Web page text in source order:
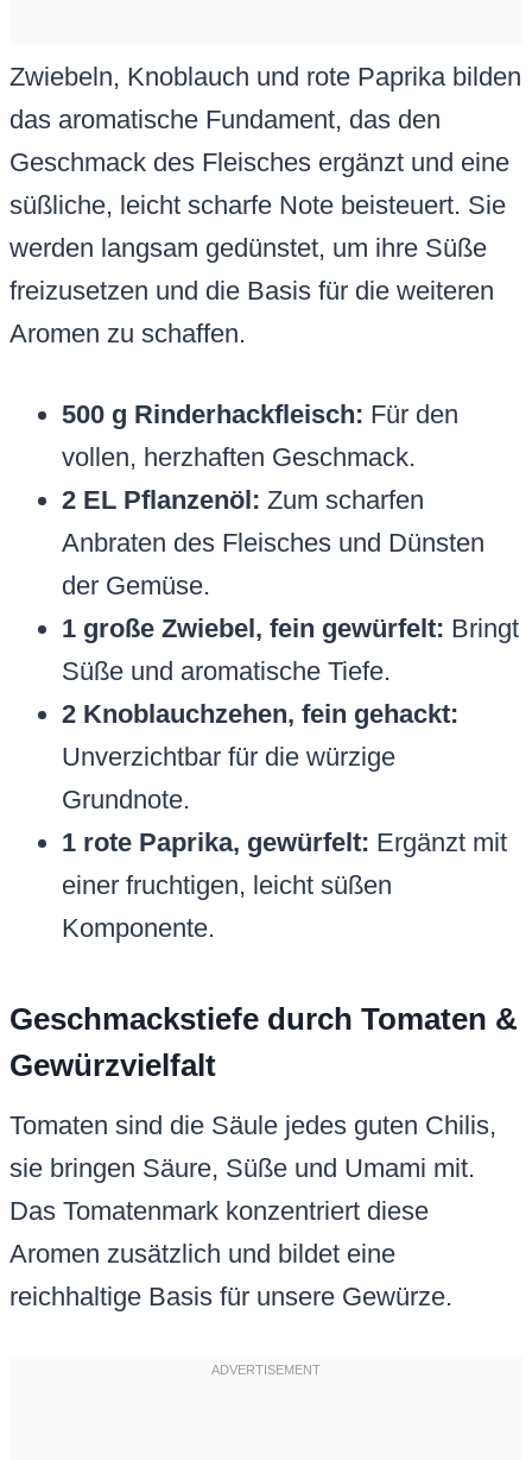
Zwiebeln, Knoblauch und rote Paprika bilden
das aromatische Fundament, das den
Geschmack des Fleisches ergänzt und eine
süßliche, leicht scharfe Note beisteuert. Sie
werden langsam gedünstet, um ihre Süße
freizusetzen und die Basis für die weiteren
Aromen zu schaffen.
500 g Rinderhackfleisch: Für den
vollen, herzhaften Geschmack.
2 EL Pflanzenöl: Zum scharfen
Anbraten des Fleisches und Dünsten
der Gemüse.
1 große Zwiebel, fein gewürfelt: Bringt
Süße und aromatische Tiefe.
2 Knoblauchzehen, fein gehackt:
Unverzichtbar für die würzige
Grundnote.
1 rote Paprika, gewürfelt: Ergänzt mit
einer fruchtigen, leicht süßen
Komponente.
Geschmackstiefe durch Tomaten &
Gewürzvielfalt
Tomaten sind die Säule jedes guten Chilis,
sie bringen Säure, Süße und Umami mit.
Das Tomatenmark konzentriert diese
Aromen zusätzlich und bildet eine
reichhaltige Basis für unsere Gewürze.